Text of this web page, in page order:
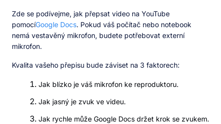
Zde se podívejme, jak přepsat video na YouTube
pomocíGoogle Docs. Pokud váš počítač nebo notebook
nemá vestavěný mikrofon, budete potřebovat externí
mikrofon.
Kvalita vašeho přepisu bude záviset na 3 faktorech:
Jak blízko je váš mikrofon ke reproduktoru.
Jak jasný je zvuk ve videu.
Jak rychle může Google Docs držet krok se zvukem.